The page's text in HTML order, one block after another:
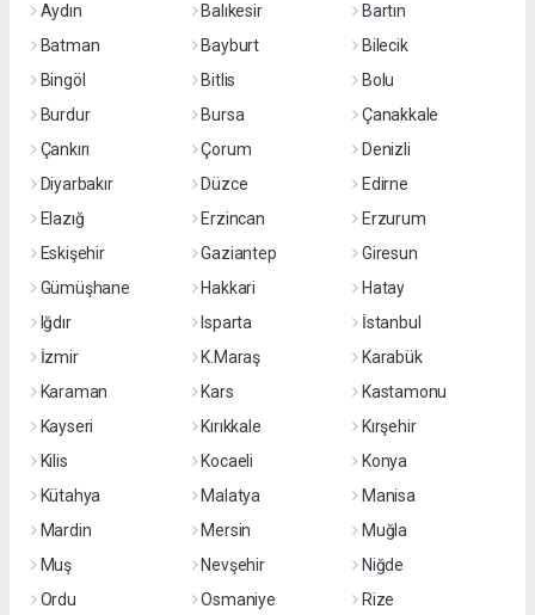
Aydın
Balıkesir
Bartın
Batman
Bayburt
Bilecik
Bingöl
Bitlis
Bolu
Burdur
Bursa
Çanakkale
Çankırı
Çorum
Denizli
Diyarbakır
Düzce
Edirne
Elazığ
Erzincan
Erzurum
Eskişehir
Gaziantep
Giresun
Gümüşhane
Hakkari
Hatay
Iğdır
Isparta
İstanbul
İzmir
K.Maraş
Karabük
Karaman
Kars
Kastamonu
Kayseri
Kırıkkale
Kırşehir
Kilis
Kocaeli
Konya
Kütahya
Malatya
Manisa
Mardin
Mersin
Muğla
Muş
Nevşehir
Niğde
Ordu
Osmaniye Rize